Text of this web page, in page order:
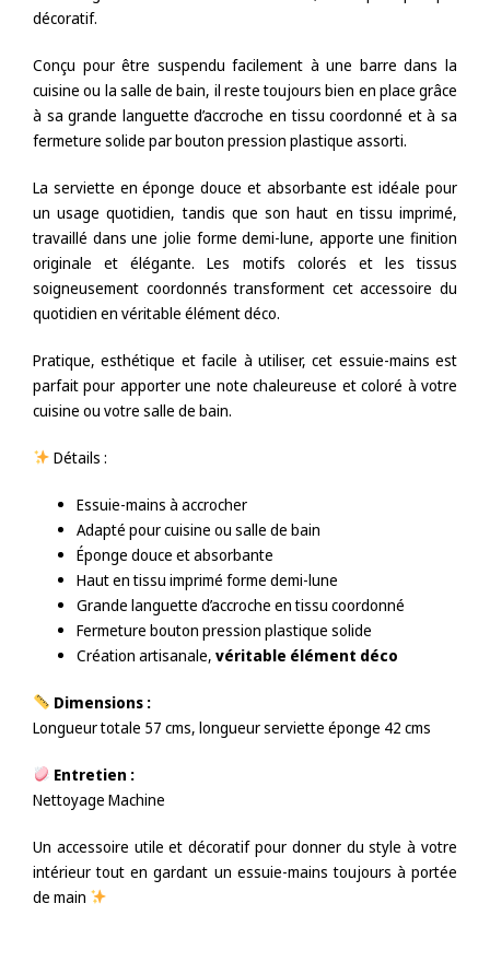
décoratif.
Conçu pour être suspendu facilement à une barre dans la
cuisine ou la salle de bain, il reste toujours bien en place grâce
à sa grande languette d’accroche en tissu coordonné et à sa
fermeture solide par bouton pression plastique assorti.
La serviette en éponge douce et absorbante est idéale pour
un usage quotidien, tandis que son haut en tissu imprimé,
travaillé dans une jolie forme demi-lune, apporte une finition
originale et élégante. Les motifs colorés et les tissus
soigneusement coordonnés transforment cet accessoire du
quotidien en véritable élément déco.
Pratique, esthétique et facile à utiliser, cet essuie-mains est
parfait pour apporter une note chaleureuse et coloré à votre
cuisine ou votre salle de bain.
Détails :
Essuie-mains à accrocher
Adapté pour cuisine ou salle de bain
Éponge douce et absorbante
Haut en tissu imprimé forme demi-lune
Grande languette d’accroche en tissu coordonné
Fermeture bouton pression plastique solide
Création artisanale, véritable élément déco
Dimensions :
Longueur totale 57 cms, longueur serviette éponge 42 cms
Entretien :
Nettoyage Machine
Un accessoire utile et décoratif pour donner du style à votre
intérieur tout en gardant un essuie-mains toujours à portée
de main